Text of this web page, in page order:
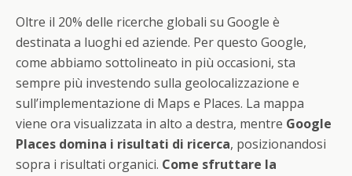
Oltre il 20% delle ricerche globali su Google è
destinata a luoghi ed aziende. Per questo Google,
come abbiamo sottolineato in più occasioni, sta
sempre più investendo sulla geolocalizzazione e
sull’implementazione di Maps e Places. La mappa
viene ora visualizzata in alto a destra, mentre Google
Places domina i risultati di ricerca, posizionandosi
sopra i risultati organici. Come sfruttare la